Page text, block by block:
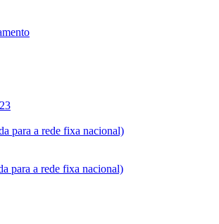
para a rede fixa nacional)
para a rede fixa nacional)